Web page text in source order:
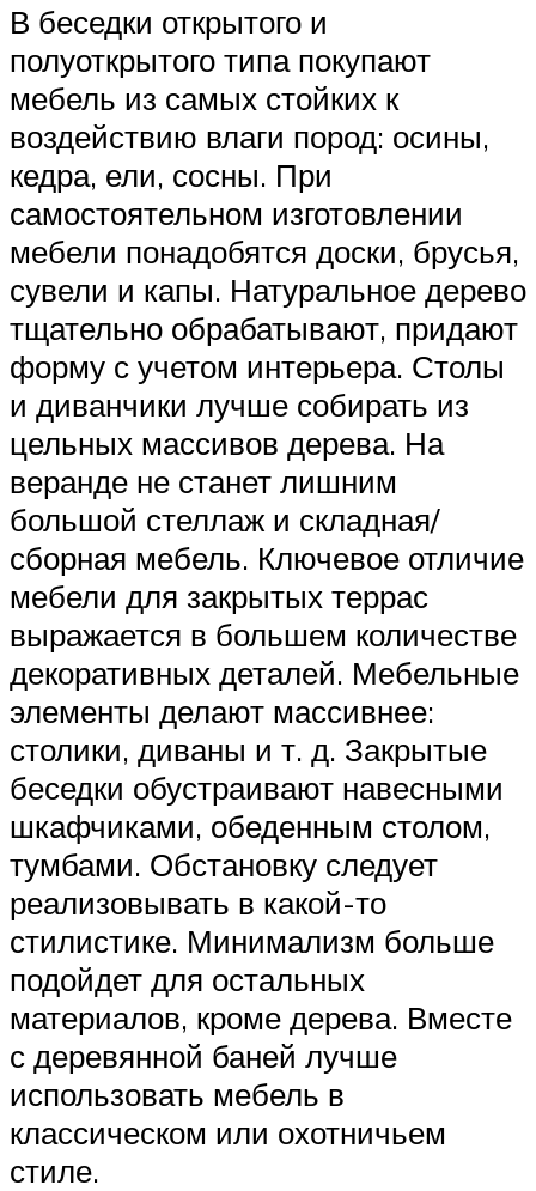
В беседки открытого и
полуоткрытого типа покупают
мебель из самых стойких к
воздействию влаги пород: осины,
кедра, ели, сосны. При
самостоятельном изготовлении
мебели понадобятся доски, брусья,
сувели и капы. Натуральное дерево
тщательно обрабатывают, придают
форму с учетом интерьера. Столы
и диванчики лучше собирать из
цельных массивов дерева. На
веранде не станет лишним
большой стеллаж и складная/
сборная мебель. Ключевое отличие
мебели для закрытых террас
выражается в большем количестве
декоративных деталей. Мебельные
элементы делают массивнее:
столики, диваны и т. д. Закрытые
беседки обустраивают навесными
шкафчиками, обеденным столом,
тумбами. Обстановку следует
реализовывать в какой-то
стилистике. Минимализм больше
подойдет для остальных
материалов, кроме дерева. Вместе
с деревянной баней лучше
использовать мебель в
классическом или охотничьем
стиле.